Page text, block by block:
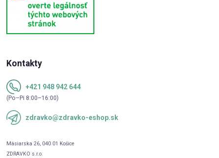
Kontakty
+421 948 942 644
(Po–Pi 8:00–16:00)
zdravko@zdravko-eshop.sk